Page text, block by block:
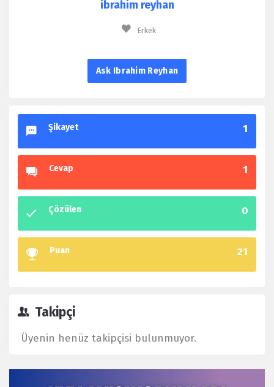
ibrahim reyhan
Erkek
Ask Ibrahim Reyhan
1
Şikayet
1
Cevap
0
Çözülen
21
Puan
Takipçi
Üyenin henüz takipçisi bulunmuyor.